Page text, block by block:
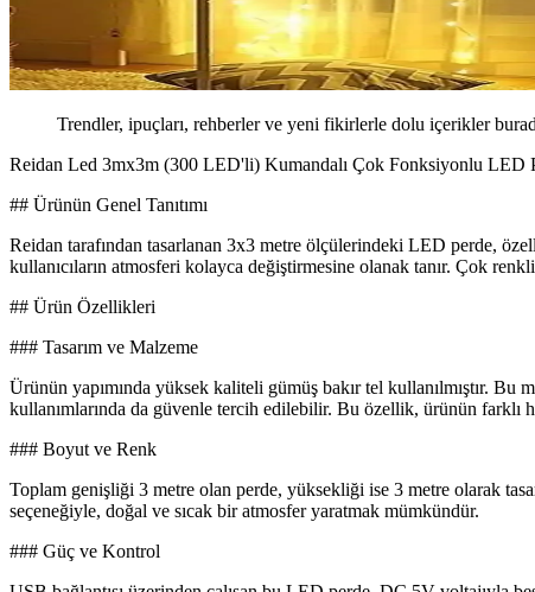
Trendler, ipuçları, rehberler ve yeni fikirlerle dolu içerikler
Reidan Led 3mx3m (300 LED'li) Kumandalı Çok Fonksiyonlu LED
## Ürünün Genel Tanıtımı
Reidan tarafından tasarlanan 3x3 metre ölçülerindeki LED perde,
kullanıcıların atmosferi kolayca değiştirmesine olanak tanır. Çok
## Ürün Özellikleri
### Tasarım ve Malzeme
Ürünün yapımında yüksek kaliteli gümüş bakır tel kullanılmıştır.
kullanımlarında da güvenle tercih edilebilir. Bu özellik, ürünün farklı
### Boyut ve Renk
Toplam genişliği 3 metre olan perde, yüksekliği ise 3 metre olarak
seçeneğiyle, doğal ve sıcak bir atmosfer yaratmak mümkündür.
### Güç ve Kontrol